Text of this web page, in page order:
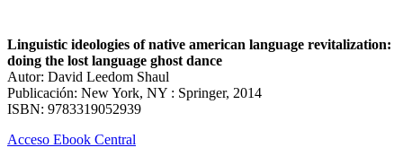
Linguistic ideologies of native american language revitalization:
doing the lost language ghost dance
Autor: David Leedom Shaul
Publicación: New York, NY : Springer, 2014
ISBN: 9783319052939
Acceso Ebook Central